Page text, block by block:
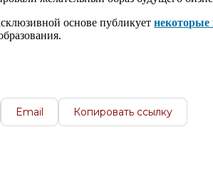
основе публикует
Email Копировать ссылку